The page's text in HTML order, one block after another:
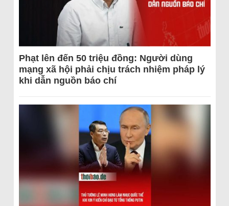
Phạt lên đến 50 triệu đồng: Người dùng
mạng xã hội phải chịu trách nhiệm pháp lý
khi dẫn nguồn báo chí